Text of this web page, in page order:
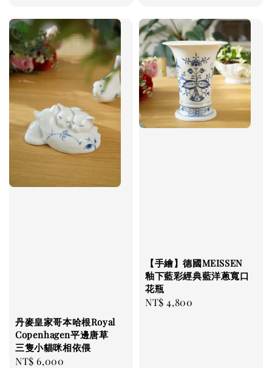
丹麥皇家哥本哈根Royal
Copenhagen平邊唐草
三隻小貓咪相依偎
Regular
NT$ 6,000
【手繪】德國MEISSEN
釉下藍彩經典藍洋蔥寬口
花瓶
Regular
NT$ 4,800